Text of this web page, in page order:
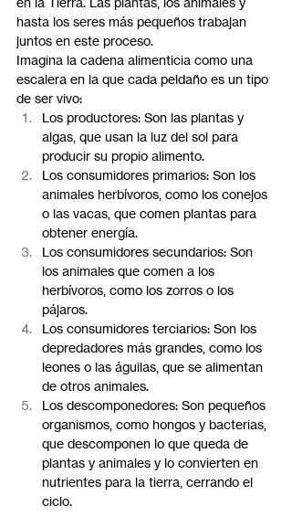
hasta los seres más pequeños trabajan
juntos en este proceso.
Imagina la cadena alimenticia como una
escalera en la que cada peldaño es un tipo
de ser vivo:
Los productores: Son las plantas y
algas, que usan la luz del sol para
producir su propio alimento.
Los consumidores primarios: Son los
animales herbívoros, como los conejos
o las vacas, que comen plantas para
obtener energía.
Los consumidores secundarios: Son
los animales que comen a los
herbívoros, como los zorros o los
pájaros.
Los consumidores terciarios: Son los
depredadores más grandes, como los
leones o las águilas, que se alimentan
de otros animales.
Los descomponedores: Son pequeños
organismos, como hongos y bacterias,
que descomponen lo que queda de
plantas y animales y lo convierten en
nutrientes para la tierra, cerrando el
ciclo.